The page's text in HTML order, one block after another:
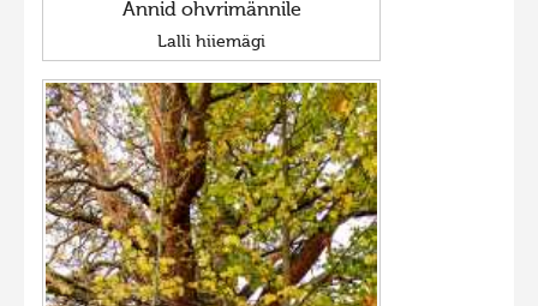
Annid ohvrimännile
Lalli hiiemägi